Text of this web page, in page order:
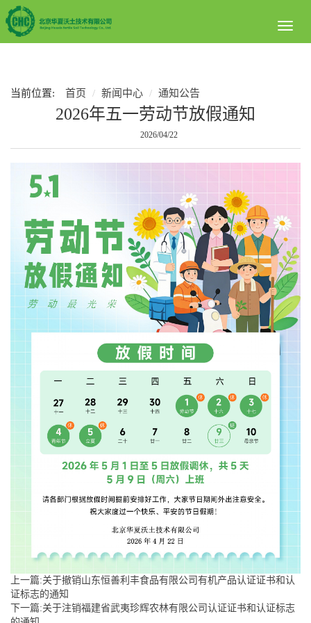
Toggle
当前位置: 首页 新闻中心 通知公告
2026年五一劳动节放假通知
2026/04/22
上一篇:关于撤销山东恒善利丰食品有限公司有机产品认证证书和认
证标志的通知
下一篇:关于注销福建省武夷珍辉农林有限公司认证证书和认证标志